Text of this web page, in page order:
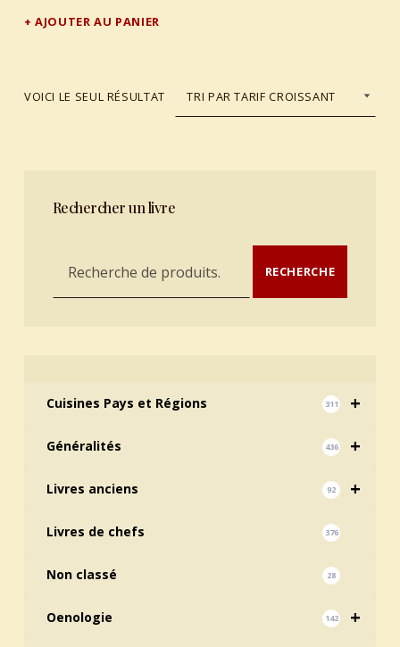
AJOUTER AU PANIER
VOICI LE SEUL RÉSULTAT
Rechercher un livre
Recherche pour : RECHERCHE
+
Cuisines Pays et Régions 311
+
Généralités 436
+
Livres anciens 92
Livres de chefs 376
Non classé 28
+
Oenologie 142